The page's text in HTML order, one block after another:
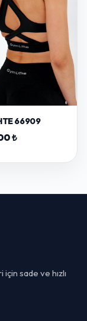
66909
₺
sade ve hızlı